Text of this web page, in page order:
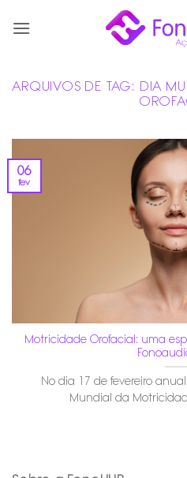
ARQUIVOS DE TAG: DIA
Motricidade Orofacial: uma
No dia 17 de fevereiro
Mundial da
06
fev